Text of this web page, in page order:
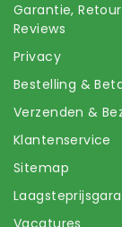
Garantie,
Reviews
Privacy
Bestelling &
Verzenden &
Klantenservice
Sitemap